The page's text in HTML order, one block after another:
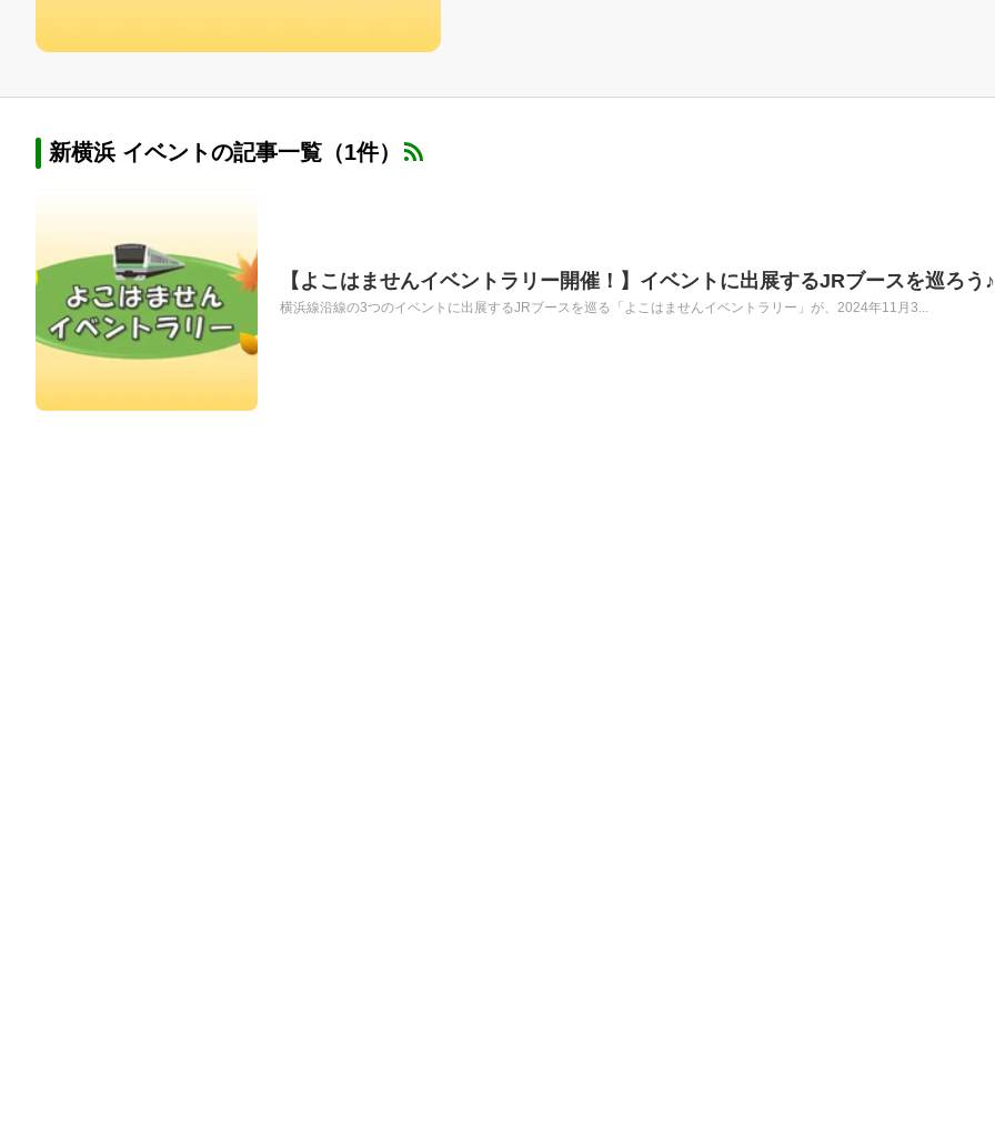
新横浜 イベントの記事一覧（1件）
【よこはませんイベントラリー開催！】イベントに出展するJRブースを巡ろう♪
横浜線沿線の3つのイベントに出展するJRブースを巡る「よこはませんイベントラリー」が、2024年11月3...